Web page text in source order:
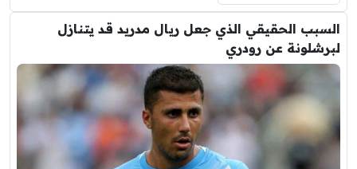
السبب الحقيقي الذي جعل ريال مدريد قد يتنازل
لبرشلونة عن رودري